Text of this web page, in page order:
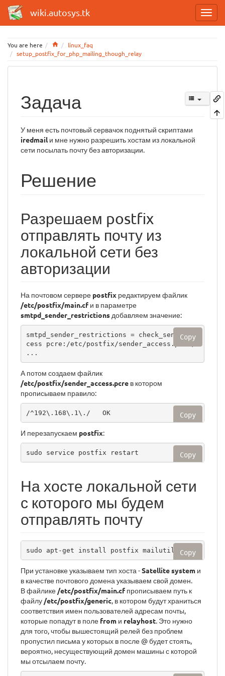
wiki.autosys.tk
You are here Homelinux_faq
setup_postfix_for_php_mailing_though_relay
Задача
У меня есть почтовый сервачок поднятый скриптами
iredmailи мне нужно разрешить хостам из локальной
сети посылать почту без авторизации.
Решение
Разрешаем postfix
отправлять почту из
локальной сети без
авторизации
На почтовом сервере postfix редактируем файлик
/etc/postfix/main.cf и в параметре
smtpd_sender_restrictions добавляем значение:
smtpd_sender_restrictions = check_sender_ac
cess pcre:/etc/postfix/sender_access.pcre,
...
Copy
А потом создаем файлик
/etc/postfix/sender_access.pcre в котором
прописываем правило:
/^192\.168\.1\./   OK Copy
И перезапускаем postfix:
sudo service postfix restart Copy
На хосте локальной сети
с которого мы будем
отправлять почту
sudo apt-get install postfix mailutils Copy
При установке указываем тип хоста -Satellite system и
в качестве почтового домена указываем свой домен.
В файлике /etc/postfix/main.cf прописываем путь к
файлу /etc/postfix/generic, в котором будут храниться
соответствия имен пользователей адресам почты,
которые попадут в поле from и relayhost. Это нужно
для того, чтобы вышестоящий релей без проблем
пропустил письма у которых в после @ будет стоять,
вероятно, несуществующий домен машины с которой
мы отсылаем почту.